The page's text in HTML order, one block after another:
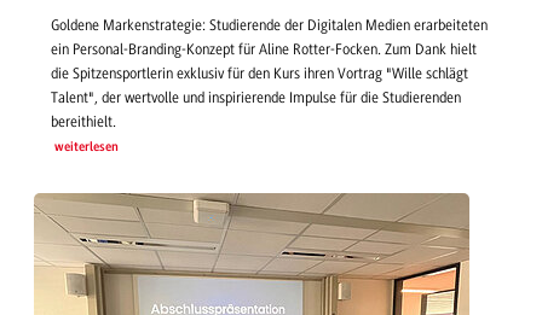
Goldene Markenstrategie: Studierende der Digitalen Medien erarbeiteten
ein Personal-Branding-Konzept für Aline Rotter-Focken. Zum Dank hielt
die Spitzensportlerin exklusiv für den Kurs ihren Vortrag "Wille schlägt
Talent", der wertvolle und inspirierende Impulse für die Studierenden
bereithielt.
weiterlesen